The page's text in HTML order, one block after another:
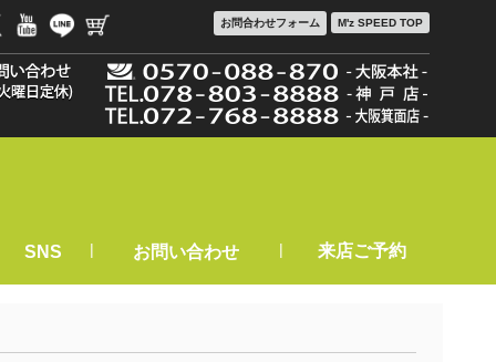
お問合わせフォーム M'z SPEED TOP
SNS | お問い合わせ | 来店ご予約